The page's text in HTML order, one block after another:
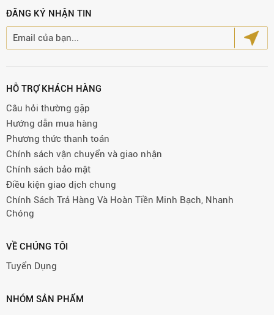
ĐĂNG KÝ NHẬN TIN
HỖ TRỢ KHÁCH HÀNG
Câu hỏi thường gặp
Hướng dẫn mua hàng
Phương thức thanh toán
Chính sách vận chuyển và giao nhận
Chính sách bảo mật
Điều kiện giao dịch chung
Chính Sách Trả Hàng Và Hoàn Tiền Minh Bạch, Nhanh
Chóng
VỀ CHÚNG TÔI
Tuyển Dụng
NHÓM SẢN PHẨM